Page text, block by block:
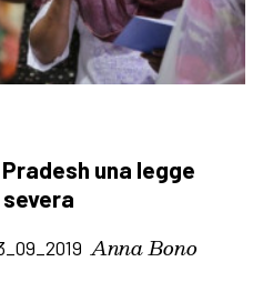
una legge
Anna Bono